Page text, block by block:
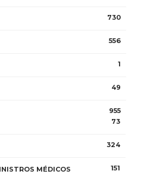
730
556
1
49
955
73
324
MÉDICOS 151